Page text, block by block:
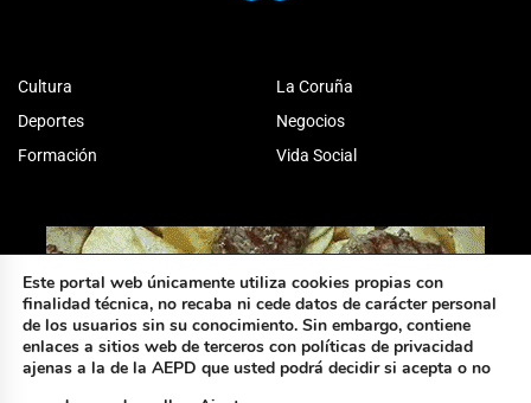
Cultura
Deportes
Formación
La Coruña
Negocios
Vida Social
Este portal web únicamente utiliza cookies propias con
finalidad técnica, no recaba ni cede datos de carácter personal
de los usuarios sin su conocimiento. Sin embargo, contiene
enlaces a sitios web de terceros con políticas de privacidad
ajenas a la de la AEPD que usted podrá decidir si acepta o no